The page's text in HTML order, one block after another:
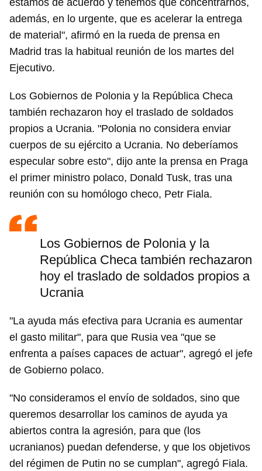
estamos de acuerdo y tenemos que concentrarnos,
además, en lo urgente, que es acelerar la entrega
de material", afirmó en la rueda de prensa en
Madrid tras la habitual reunión de los martes del
Ejecutivo.
Los Gobiernos de Polonia y la República Checa
también rechazaron hoy el traslado de soldados
propios a Ucrania. "Polonia no considera enviar
cuerpos de su ejército a Ucrania. No deberíamos
especular sobre esto", dijo ante la prensa en Praga
el primer ministro polaco, Donald Tusk, tras una
reunión con su homólogo checo, Petr Fiala.
Los Gobiernos de Polonia y la
República Checa también rechazaron
hoy el traslado de soldados propios a
Ucrania
"La ayuda más efectiva para Ucrania es aumentar
el gasto militar", para que Rusia vea "que se
enfrenta a países capaces de actuar", agregó el jefe
de Gobierno polaco.
"No consideramos el envío de soldados, sino que
queremos desarrollar los caminos de ayuda ya
abiertos contra la agresión, para que (los
ucranianos) puedan defenderse, y que los objetivos
del régimen de Putin no se cumplan", agregó Fiala.